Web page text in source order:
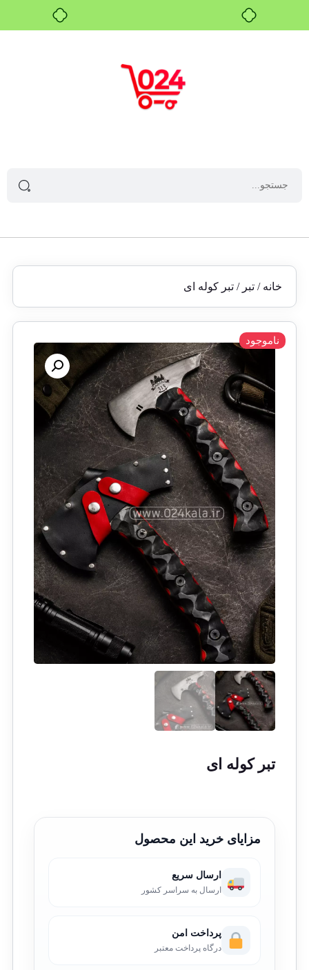
خانه / تبر / تبر کوله ای
تبر کوله ای
ناموجود
مزایای خرید این محصول
ارسال سریع
ارسال به سراسر کشور
پرداخت امن
درگاه پرداخت معتبر